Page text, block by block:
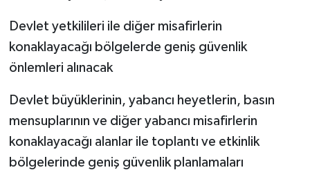
Devlet yetkilileri ile diğer misafirlerin
konaklayacağı bölgelerde geniş güvenlik
önlemleri alınacak
Devlet büyüklerinin, yabancı heyetlerin, basın
mensuplarının ve diğer yabancı misafirlerin
konaklayacağı alanlar ile toplantı ve etkinlik
bölgelerinde geniş güvenlik planlamaları